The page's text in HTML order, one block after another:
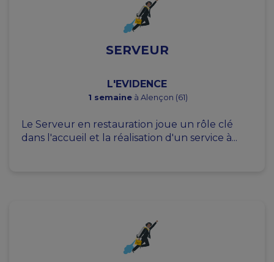
SERVEUR
L'EVIDENCE
1 semaine à Alençon (61)
Le Serveur en restauration joue un rôle clé
dans l'accueil et la réalisation d'un service à...